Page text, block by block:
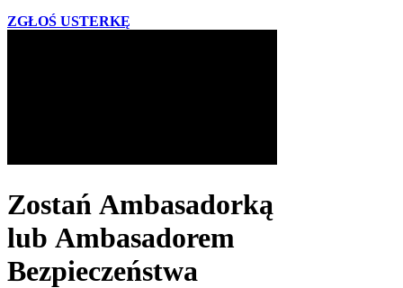
ZGŁOŚ USTERKĘ
Zostań Ambasadorką
lub Ambasadorem
Bezpieczeństwa